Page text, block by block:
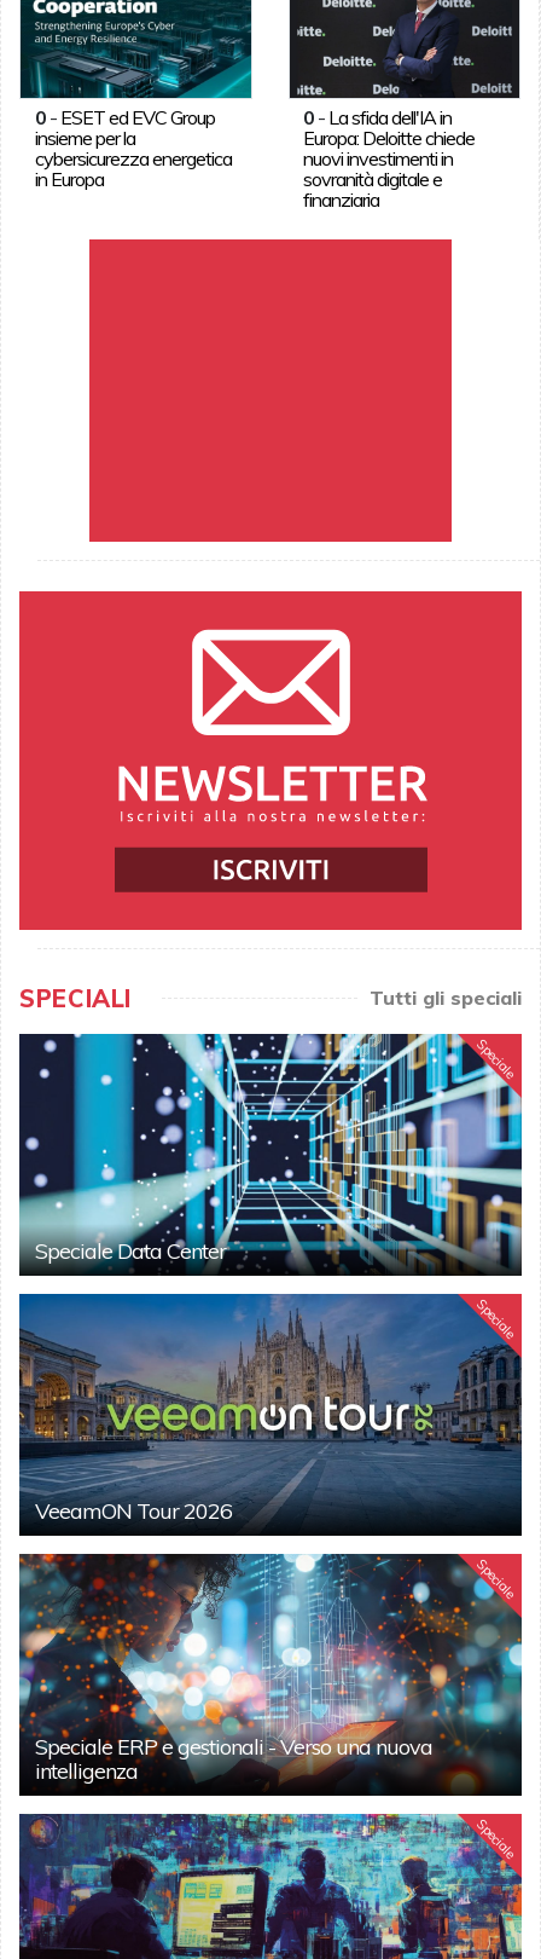
0- ESET ed EVC Group
insieme per la
cybersicurezza energetica
in Europa
0 - La sfida dell'IA in
Europa: Deloitte chiede
nuovi investimenti in
sovranità digitale e
finanziaria
SPECIALI Tutti gli speciali
Speciale
Speciale Data Center
Speciale
VeeamON Tour 2026
Speciale
Speciale ERP e gestionali - Verso una nuova
intelligenza
Speciale